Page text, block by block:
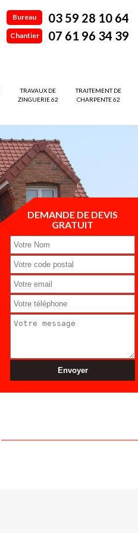
Bureau 03 59 28 10 64
Chantier 07 61 96 34 39
TRAVAUX DE
ZINGUERIE 62
TRAITEMENT DE
CHARPENTE 62
DEMANDE DE DEVIS
GRATUIT